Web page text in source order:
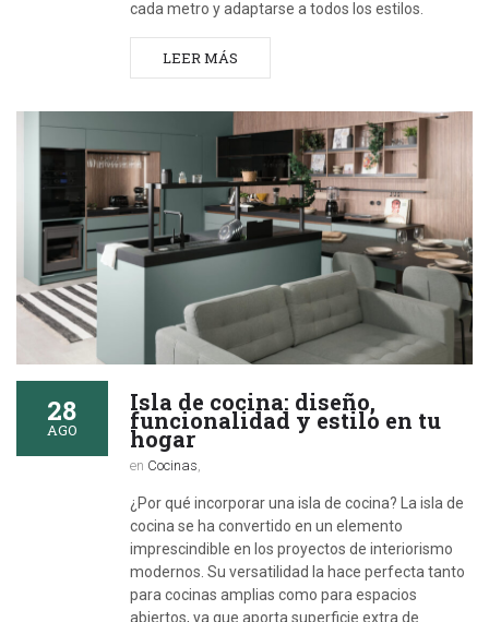
cada metro y adaptarse a todos los estilos.
LEER MÁS
28
AGO
Isla de cocina: diseño,
funcionalidad y estilo en tu
hogar
en Cocinas,
¿Por qué incorporar una isla de cocina? La isla de
cocina se ha convertido en un elemento
imprescindible en los proyectos de interiorismo
modernos. Su versatilidad la hace perfecta tanto
para cocinas amplias como para espacios
abiertos, ya que aporta superficie extra de